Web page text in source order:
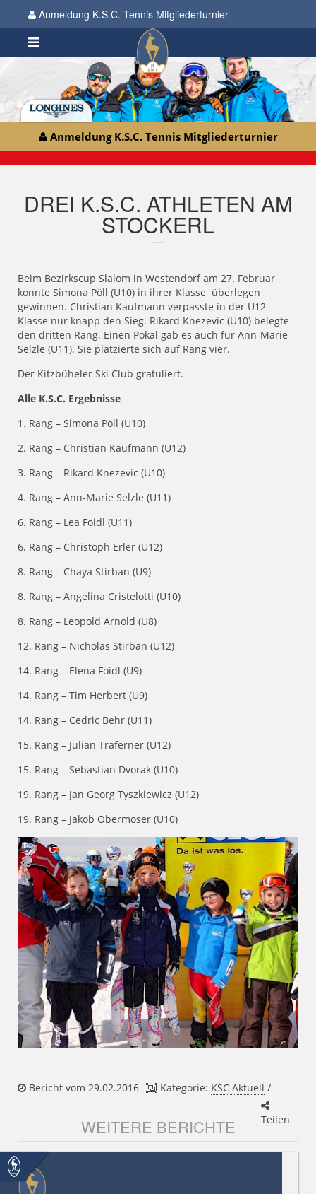
Anmeldung K.S.C. Tennis Mitgliederturnier
Anmeldung K.S.C. Tennis Mitgliederturnier
DREI K.S.C. ATHLETEN AM
STOCKERL
Beim Bezirkscup Slalom in Westendorf am 27. Februar
konnte Simona Pöll (U10) in ihrer Klasse überlegen
gewinnen. Christian Kaufmann verpasste in der U12-
Klasse nur knapp den Sieg. Rikard Knezevic (U10) belegte
den dritten Rang. Einen Pokal gab es auch für Ann-Marie
Selzle (U11). Sie platzierte sich auf Rang vier.
Der Kitzbüheler Ski Club gratuliert.
Alle K.S.C. Ergebnisse
1. Rang – Simona Pöll (U10)
2. Rang – Christian Kaufmann (U12)
3. Rang – Rikard Knezevic (U10)
4. Rang – Ann-Marie Selzle (U11)
6. Rang – Lea Foidl (U11)
6. Rang – Christoph Erler (U12)
8. Rang – Chaya Stirban (U9)
8. Rang – Angelina Cristelotti (U10)
8. Rang – Leopold Arnold (U8)
12. Rang – Nicholas Stirban (U12)
14. Rang – Elena Foidl (U9)
14. Rang – Tim Herbert (U9)
14. Rang – Cedric Behr (U11)
15. Rang – Julian Traferner (U12)
15. Rang – Sebastian Dvorak (U10)
19. Rang – Jan Georg Tyszkiewicz (U12)
19. Rang – Jakob Obermoser (U10)
Bericht vom 29.02.2016 Kategorie: KSC Aktuell /
Teilen
WEITERE BERICHTE